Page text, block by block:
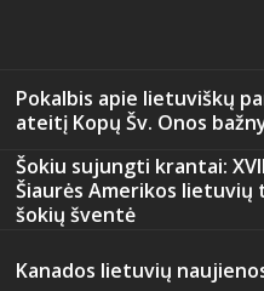
Pokalbis apie lietuviškų
ateitį Kopų Šv. Onos
Šokiu sujungti krantai: XVII
Šiaurės Amerikos lietuvių
šokių šventė
Kanados lietuvių